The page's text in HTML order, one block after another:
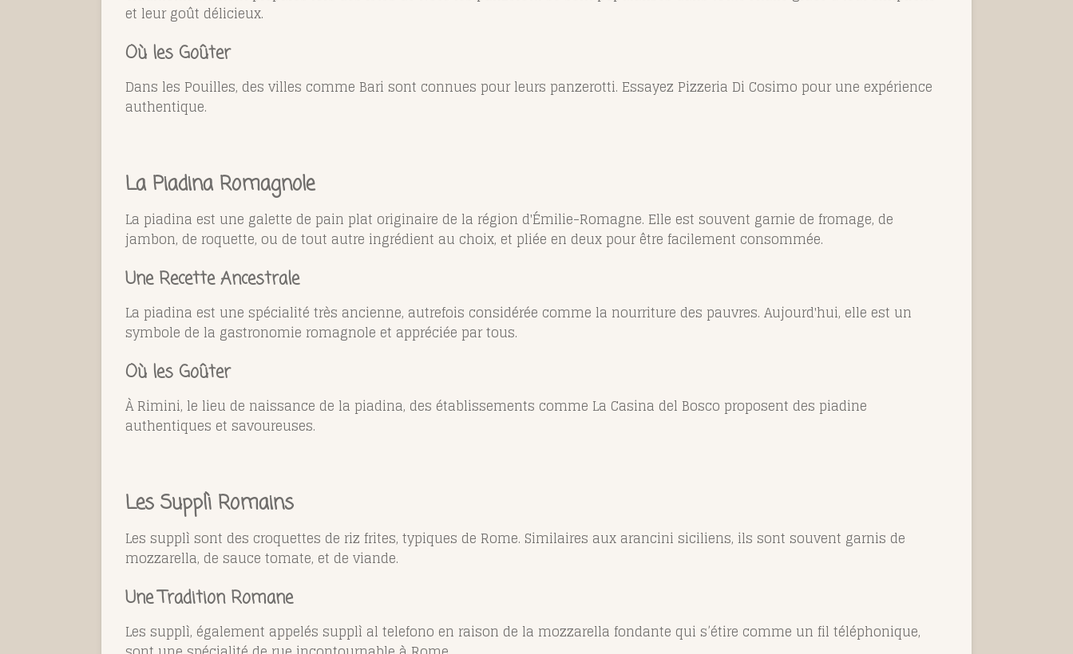
et leur goût délicieux.
Où les Goûter
Dans les Pouilles, des villes comme Bari sont connues pour leurs panzerotti. Essayez Pizzeria Di Cosimo pour une expérience
authentique.
La Piadina Romagnole
La piadina est une galette de pain plat originaire de la région d'Émilie-Romagne. Elle est souvent garnie de fromage, de
jambon, de roquette, ou de tout autre ingrédient au choix, et pliée en deux pour être facilement consommée.
Une Recette Ancestrale
La piadina est une spécialité très ancienne, autrefois considérée comme la nourriture des pauvres. Aujourd'hui, elle est un
symbole de la gastronomie romagnole et appréciée par tous.
Où les Goûter
À Rimini, le lieu de naissance de la piadina, des établissements comme La Casina del Bosco proposent des piadine
authentiques et savoureuses.
Les Supplì Romains
Les supplì sont des croquettes de riz frites, typiques de Rome. Similaires aux arancini siciliens, ils sont souvent garnis de
mozzarella, de sauce tomate, et de viande.
Une Tradition Romane
Les supplì, également appelés supplì al telefono en raison de la mozzarella fondante qui s’étire comme un fil téléphonique,